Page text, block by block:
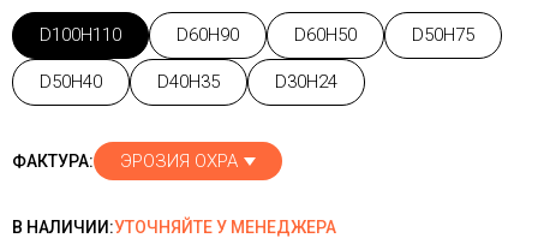
D100H110 D60H90 D60H50 D50H75
D50H40 D40H35 D30H24
ФАКТУРА: ЭРОЗИЯ ОХРА
В НАЛИЧИИ:УТОЧНЯЙТЕ У МЕНЕДЖЕРА